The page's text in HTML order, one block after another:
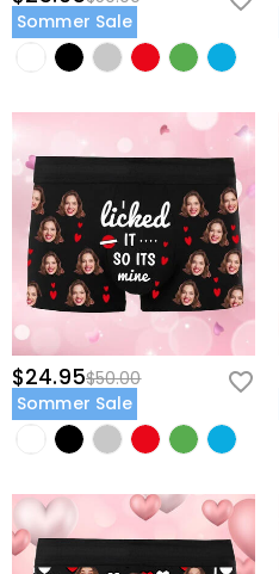
Sommer Sale
$24.95$50.00
Sommer Sale